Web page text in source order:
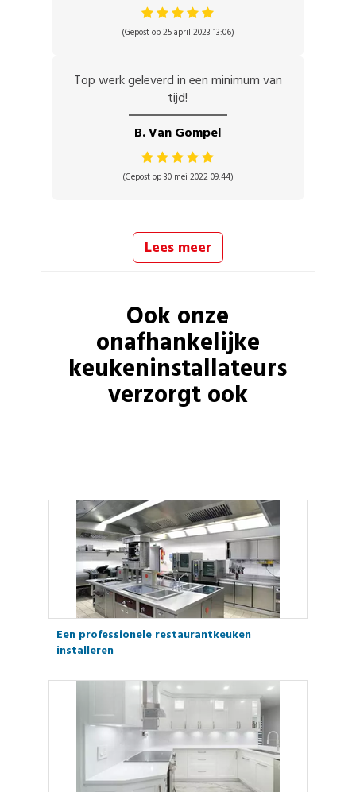
(Gepost op 25 april 2023 13:06)
Top werk geleverd in een minimum van
tijd!
B. Van Gompel
(Gepost op 30 mei 2022 09:44)
Lees meer
Ook onze
onafhankelijke
keukeninstallateurs
verzorgt ook
Een professionele restaurantkeuken
installeren